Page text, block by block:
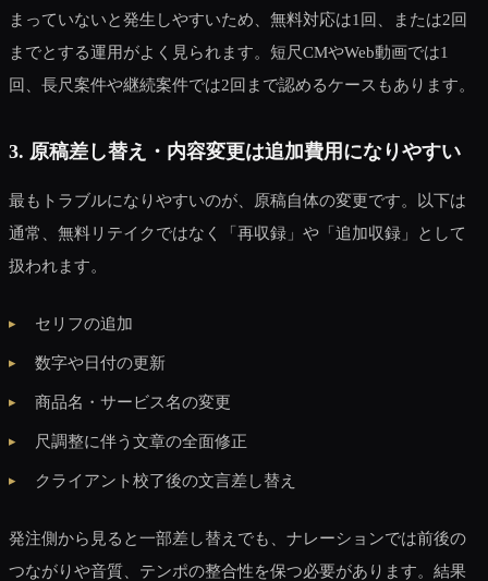
まっていないと発生しやすいため、無料対応は1回、または2回
までとする運用がよく見られます。短尺CMやWeb動画では1
回、長尺案件や継続案件では2回まで認めるケースもあります。
3. 原稿差し替え・内容変更は追加費用になりやすい
最もトラブルになりやすいのが、原稿自体の変更です。以下は
通常、無料リテイクではなく「再収録」や「追加収録」として
扱われます。
セリフの追加
数字や日付の更新
商品名・サービス名の変更
尺調整に伴う文章の全面修正
クライアント校了後の文言差し替え
発注側から見ると一部差し替えでも、ナレーションでは前後の
つながりや音質、テンポの整合性を保つ必要があります。結果